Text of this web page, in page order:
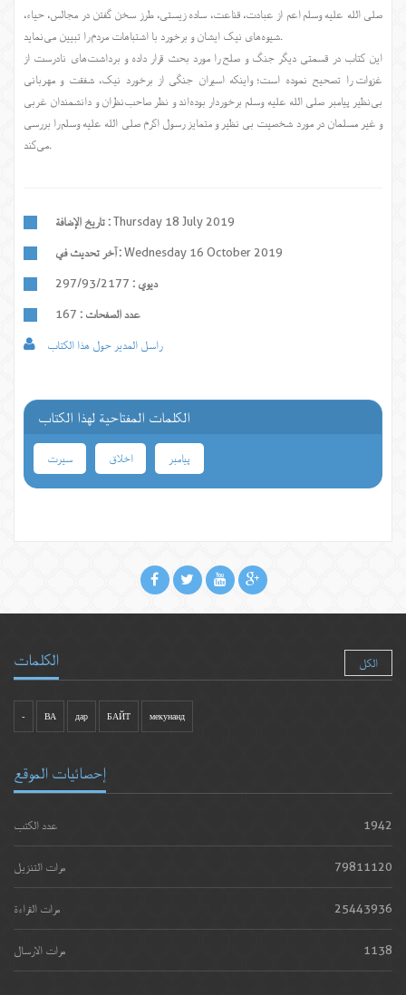
صلی الله علیه وسلم اعم از عبادت، قناعت، ساده زیستی، طرز سخن گفتن در مجالس، حیاء،
این کتاب در قسمتی دیگر جنگ و صلح را مورد بحث قرار داده و برداشت‌های نادرست از
غزوات را تصحیح نموده است؛ واینکه اسیران جنگی از برخورد نیک، شفقت و مهربانی
بی‌نظیر پیامبر صلی الله علیه وسلم برخوردار بوده‌اند و نظر صاحب‌نظران و دانشمندان غربی
و غیر مسلمان در مورد شخصیت بی نظیر و متمایز رسول اکرم صلی الله علیه وسلم را بررسی
تاريخ الإضافة : Thursday 18 July 2019
آخر تحديث في : Wednesday 16 October 2019
ديوي : 297/93/2177
عدد الصفحات :
راسل المدير حول هذا الكتاب
الكلمات المفتاحية لهذا الكتاب
سیرت اخلاق پیامبر
الكلمات الكل
- ВА дар БАЙТ мекунанд
إحصائيات الموقع
عدد الكتب 1942
مرات التنزيل 79811120
مرات القراءة 25443936
مرات الارسال 1138